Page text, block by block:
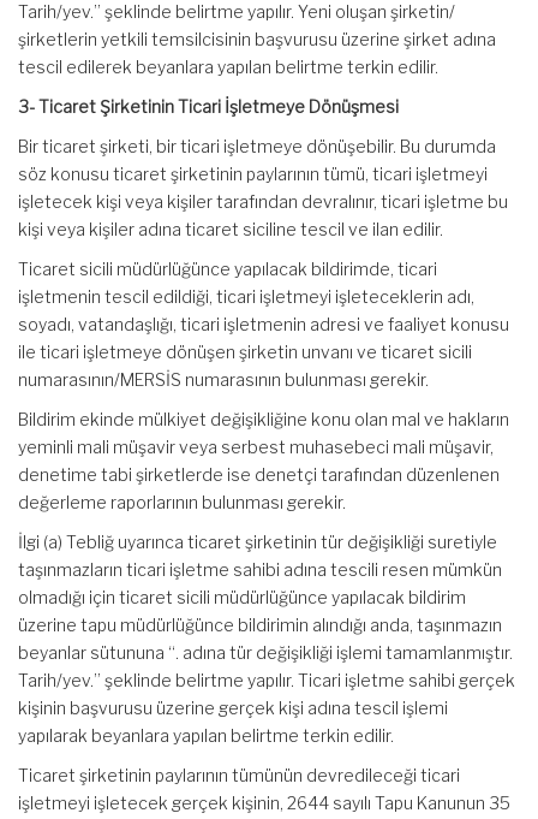
Tarih/yev.” şeklinde belirtme yapılır. Yeni oluşan şirketin/
şirketlerin yetkili temsilcisinin başvurusu üzerine şirket adına
tescil edilerek beyanlara yapılan belirtme terkin edilir.
3- Ticaret Şirketinin Ticari İşletmeye Dönüşmesi
Bir ticaret şirketi, bir ticari işletmeye dönüşebilir. Bu durumda
söz konusu ticaret şirketinin paylarının tümü, ticari işletmeyi
işletecek kişi veya kişiler tarafından devralınır, ticari işletme bu
kişi veya kişiler adına ticaret siciline tescil ve ilan edilir.
Ticaret sicili müdürlüğünce yapılacak bildirimde, ticari
işletmenin tescil edildiği, ticari işletmeyi işleteceklerin adı,
soyadı, vatandaşlığı, ticari işletmenin adresi ve faaliyet konusu
ile ticari işletmeye dönüşen şirketin unvanı ve ticaret sicili
numarasının/MERSİS numarasının bulunması gerekir.
Bildirim ekinde mülkiyet değişikliğine konu olan mal ve hakların
yeminli mali müşavir veya serbest muhasebeci mali müşavir,
denetime tabi şirketlerde ise denetçi tarafından düzenlenen
değerleme raporlarının bulunması gerekir.
İlgi (a) Tebliğ uyarınca ticaret şirketinin tür değişikliği suretiyle
taşınmazların ticari işletme sahibi adına tescili resen mümkün
olmadığı için ticaret sicili müdürlüğünce yapılacak bildirim
üzerine tapu müdürlüğünce bildirimin alındığı anda, taşınmazın
beyanlar sütununa “. adına tür değişikliği işlemi tamamlanmıştır.
Tarih/yev.” şeklinde belirtme yapılır. Ticari işletme sahibi gerçek
kişinin başvurusu üzerine gerçek kişi adına tescil işlemi
yapılarak beyanlara yapılan belirtme terkin edilir.
Ticaret şirketinin paylarının tümünün devredileceği ticari
işletmeyi işletecek gerçek kişinin, 2644 sayılı Tapu Kanunun 35